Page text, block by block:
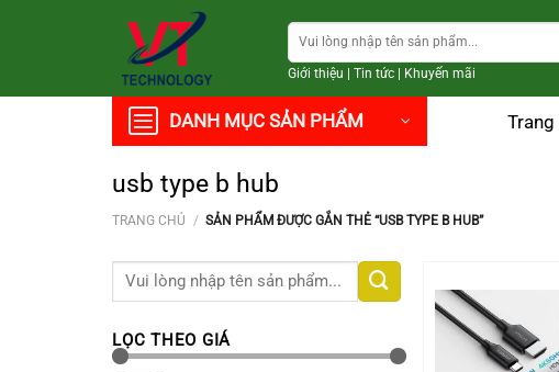
Tìm
kiếm:
Giới thiệu Tin tức| Khuyến mãi
DANH MỤC SẢN PHẨM Trang
usb type b hub
TRANG CHỦ / SẢN PHẨM ĐƯỢC GẮN THẺ “USB TYPE B HUB”
Tìm
LỌC THEO GIÁ